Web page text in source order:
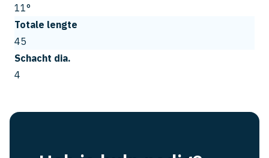
11°
Totale lengte
45
Schacht dia.
4